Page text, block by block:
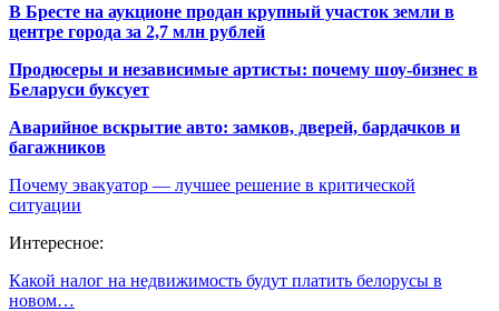
В Бресте на аукционе продан крупный участок земли в
центре города за 2,7 млн рублей
Продюсеры и независимые артисты: почему шоу-бизнес в
Беларуси буксует
Аварийное вскрытие авто: замков, дверей, бардачков и
багажников
Почему эвакуатор — лучшее решение в критической
ситуации
Интересное:
Какой налог на недвижимость будут платить белорусы в
новом…